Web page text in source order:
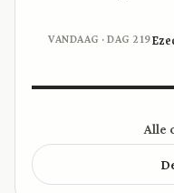
VANDAAG · DAG 219
Alle